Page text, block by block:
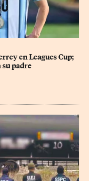
en Leagues Cup;
padre